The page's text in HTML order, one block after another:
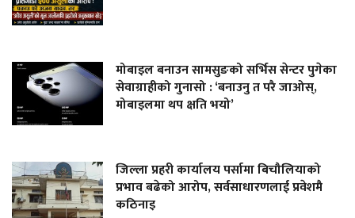
मोबाइल बनाउन सामसुङको सर्भिस सेन्टर पुगेका
सेवाग्राहीको गुनासो : ‘बनाउनु त परै जाओस्,
मोबाइलमा थप क्षति भयो’
जिल्ला प्रहरी कार्यालय पर्सामा बिचौलियाको
प्रभाव बढेको आरोप, सर्वसाधारणलाई प्रवेशमै
कठिनाइ